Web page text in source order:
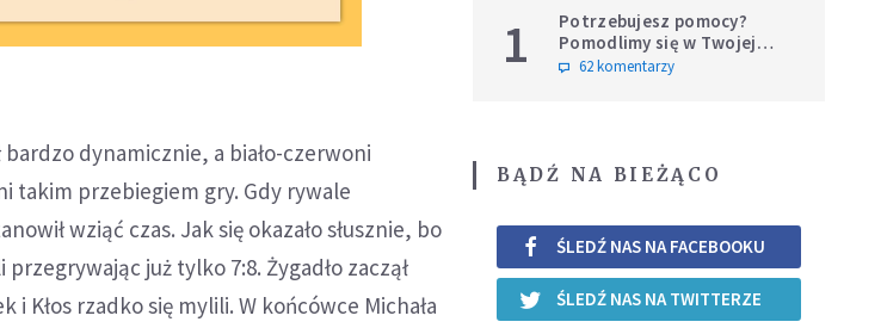
dynamicznie, a biało-czerwoni
takim przebiegiem gry. Gdy rywale
wziąć czas. Jak się okazało słusznie, bo
już tylko 7:8. Żygadło zaczął
Kłos rzadko się mylili. W końcówce Michała
1
Potrzebujesz pomocy?
Pomodlimy się w Twojej
intencji
62 komentarzy
BĄDŹ NA BIEŻĄCO
ŚLEDŹ NAS NA FACEBOOKU
ŚLEDŹ NAS NA TWITTERZE